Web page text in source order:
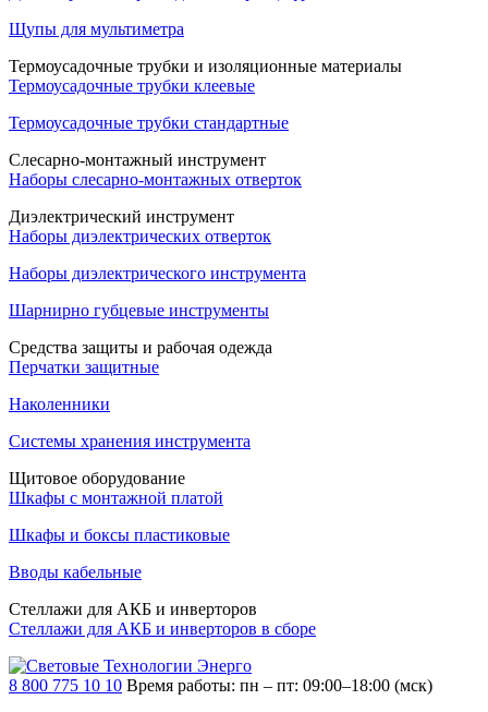
Щупы для мультиметра
Термоусадочные трубки и изоляционные материалы
Термоусадочные трубки клеевые
Термоусадочные трубки стандартные
Слесарно-монтажный инструмент
Наборы слесарно-монтажных отверток
Диэлектрический инструмент
Наборы диэлектрических отверток
Наборы диэлектрического инструмента
Шарнирно губцевые инструменты
Средства защиты и рабочая одежда
Перчатки защитные
Наколенники
Системы хранения инструмента
Щитовое оборудование
Шкафы с монтажной платой
Шкафы и боксы пластиковые
Вводы кабельные
Стеллажи для АКБ и инверторов
Стеллажи для АКБ и инверторов в сборе
8 800 775 10 10 Время работы: пн – пт: 09:00–18:00 (мск)